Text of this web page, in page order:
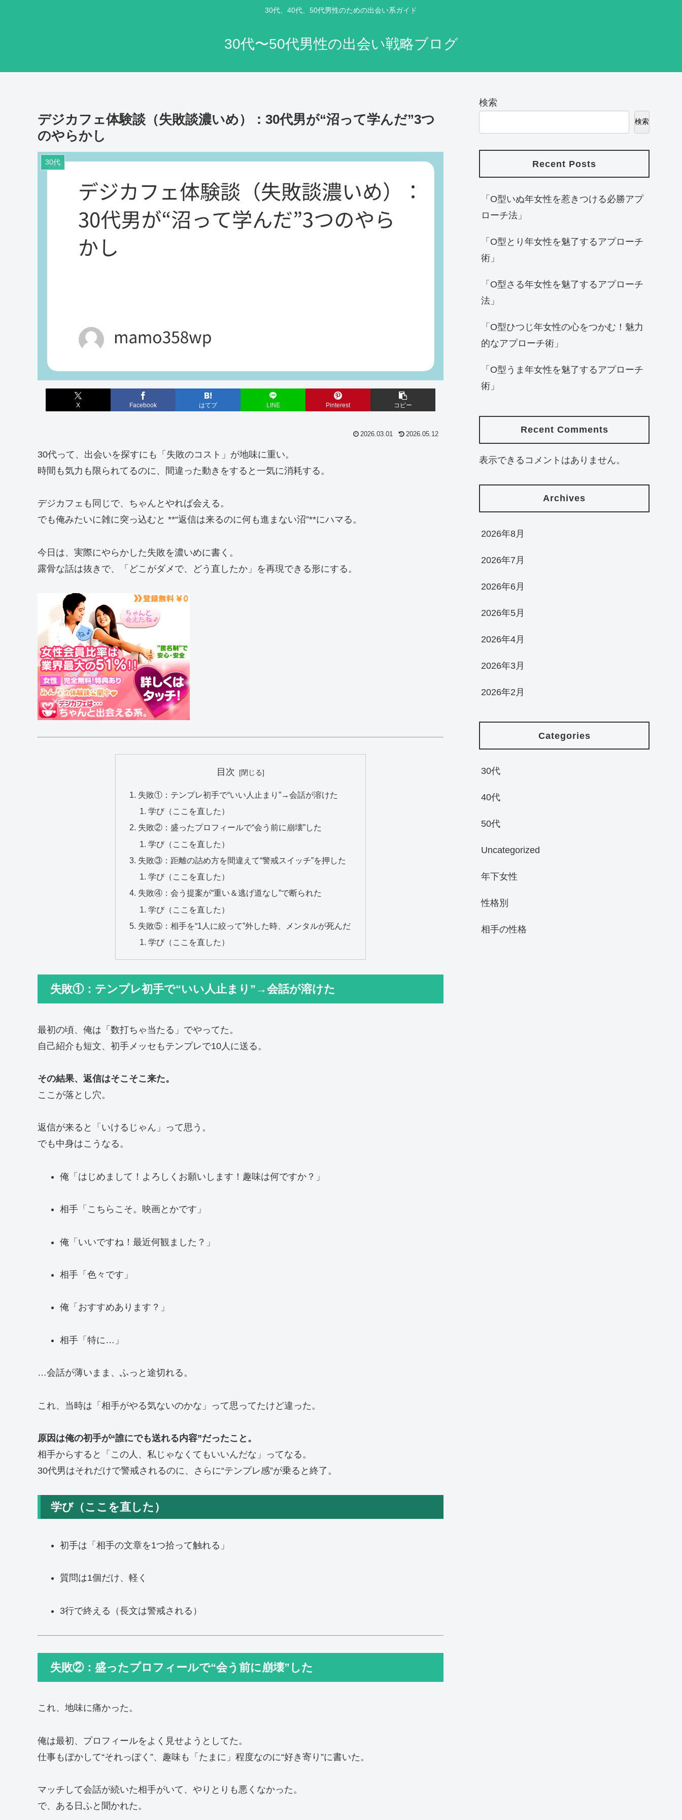
30代、40代、50代男性のための出会い系ガイド
30代〜50代男性の出会い戦略ブログ
デジカフェ体験談（失敗談濃いめ）：30代男が“沼って学んだ”3つ
のやらかし
30代
X Facebook はてブ LINE Pinterest コピー
2026.03.01 2026.05.12
30代って、出会いを探すにも「失敗のコスト」が地味に重い。
時間も気力も限られてるのに、間違った動きをすると一気に消耗する。
デジカフェも同じで、ちゃんとやれば会える。
でも俺みたいに雑に突っ込むと **“返信は来るのに何も進まない沼”**にハマる。
今日は、実際にやらかした失敗を濃いめに書く。
露骨な話は抜きで、「どこがダメで、どう直したか」を再現できる形にする。
目次
失敗①：テンプレ初手で“いい人止まり”→会話が溶けた
学び（ここを直した）
失敗②：盛ったプロフィールで“会う前に崩壊”した
学び（ここを直した）
失敗③：距離の詰め方を間違えて“警戒スイッチ”を押した
学び（ここを直した）
失敗④：会う提案が“重い＆逃げ道なし”で断られた
学び（ここを直した）
失敗⑤：相手を“1人に絞って”外した時、メンタルが死んだ
学び（ここを直した）
失敗①：テンプレ初手で“いい人止まり”→会話が溶けた
最初の頃、俺は「数打ちゃ当たる」でやってた。
自己紹介も短文、初手メッセもテンプレで10人に送る。
その結果、返信はそこそこ来た。
ここが落とし穴。
返信が来ると「いけるじゃん」って思う。
でも中身はこうなる。
俺「はじめまして！よろしくお願いします！趣味は何ですか？」
相手「こちらこそ。映画とかです」
俺「いいですね！最近何観ました？」
相手「色々です」
俺「おすすめあります？」
相手「特に…」
…会話が薄いまま、ふっと途切れる。
これ、当時は「相手がやる気ないのかな」って思ってたけど違った。
原因は俺の初手が“誰にでも送れる内容”だったこと。
相手からすると「この人、私じゃなくてもいいんだな」ってなる。
30代男はそれだけで警戒されるのに、さらに“テンプレ感”が乗ると終了。
学び（ここを直した）
初手は「相手の文章を1つ拾って触れる」
質問は1個だけ、軽く
3行で終える（長文は警戒される）
失敗②：盛ったプロフィールで“会う前に崩壊”した
これ、地味に痛かった。
俺は最初、プロフィールをよく見せようとしてた。
仕事もぼかして“それっぽく”、趣味も「たまに」程度なのに“好き寄り”に書いた。
マッチして会話が続いた相手がいて、やりとりも悪くなかった。
で、ある日ふと聞かれた。
検索
検索
Recent Posts
「O型いぬ年女性を惹きつける必勝アプ
ローチ法」
「O型とり年女性を魅了するアプローチ
術」
「O型さる年女性を魅了するアプローチ
法」
「O型ひつじ年女性の心をつかむ！魅力
的なアプローチ術」
「O型うま年女性を魅了するアプローチ
術」
Recent Comments
表示できるコメントはありません。
Archives
2026年8月
2026年7月
2026年6月
2026年5月
2026年4月
2026年3月
2026年2月
Categories
30代
40代
50代
Uncategorized
年下女性
性格別
相手の性格